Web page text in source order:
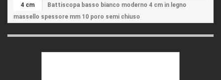
4 cm
Battiscopa basso bianco moderno 4 cm in legno
massello spessore mm 10 poro semi chiuso